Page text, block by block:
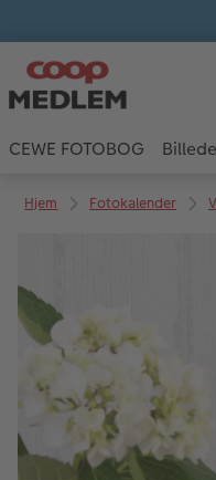
CEWE FOTOBOG
Hjem Fotokalender